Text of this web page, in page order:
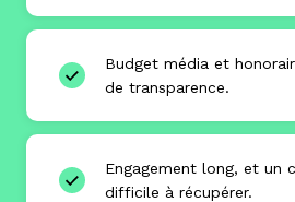
Budget média et
de transparence.
Engagement long, et un
difficile à récupérer.